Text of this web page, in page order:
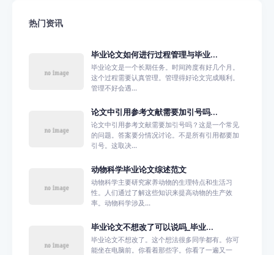
热门资讯
毕业论文如何进行过程管理与毕业...
毕业论文是一个长期任务。时间跨度有好几个月。
这个过程需要认真管理。管理得好论文完成顺利。
管理不好会遇...
论文中引用参考文献需要加引号吗...
论文中引用参考文献需要加引号吗？这是一个常见
的问题。答案要分情况讨论。不是所有引用都要加
引号。这取决...
动物科学毕业论文综述范文
动物科学主要研究家养动物的生理特点和生活习
性。人们通过了解这些知识来提高动物的生产效
率。动物科学涉及...
毕业论文不想改了可以说吗_毕业...
毕业论文不想改了。这个想法很多同学都有。你可
能坐在电脑前。你看着那些字。你看了一遍又一